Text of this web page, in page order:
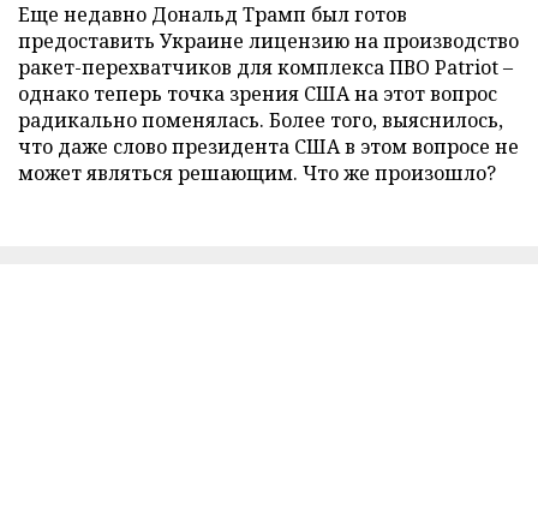
Еще недавно Дональд Трамп был готов
предоставить Украине лицензию на производство
ракет-перехватчиков для комплекса ПВО Patriot –
однако теперь точка зрения США на этот вопрос
радикально поменялась. Более того, выяснилось,
что даже слово президента США в этом вопросе не
может являться решающим. Что же произошло?